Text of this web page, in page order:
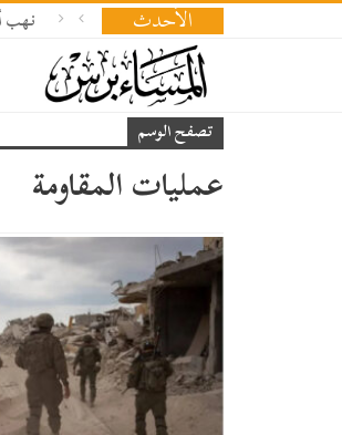
الأحدث نهب
تصفح الوسم
عمليات المقاومة